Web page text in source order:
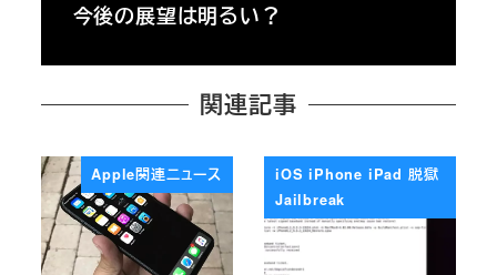
今後の展望は明るい？
関連記事
Apple関連ニュース
iOS iPhone iPad 脱獄
Jailbreak